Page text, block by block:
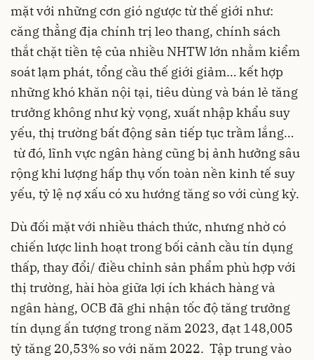
mặt với những cơn gió ngược từ thế giới như:
căng thẳng địa chính trị leo thang, chính sách
thắt chặt tiền tệ của nhiều NHTW lớn nhằm kiểm
soát lạm phát, tổng cầu thế giới giảm… kết hợp
những khó khăn nội tại, tiêu dùng và bán lẻ tăng
trưởng không như kỳ vọng, xuất nhập khẩu suy
yếu, thị trường bất động sản tiếp tục trầm lắng…
từ đó, lĩnh vực ngân hàng cũng bị ảnh hưởng sâu
rộng khi lượng hấp thụ vốn toàn nền kinh tế suy
yếu, tỷ lệ nợ xấu có xu hướng tăng so với cùng kỳ.
Dù đối mặt với nhiều thách thức, nhưng nhờ có
chiến lược linh hoạt trong bối cảnh cầu tín dụng
thấp, thay đổi/ điều chỉnh sản phẩm phù hợp với
thị trường, hài hòa giữa lợi ích khách hàng và
ngân hàng, OCB đã ghi nhận tốc độ tăng trưởng
tín dụng ấn tượng trong năm 2023, đạt 148,005
tỷ tăng 20,53% so với năm 2022. Tập trung vào